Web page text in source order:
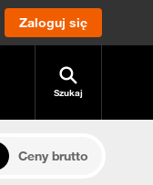
Zaloguj się
Szukaj
Ceny brutto